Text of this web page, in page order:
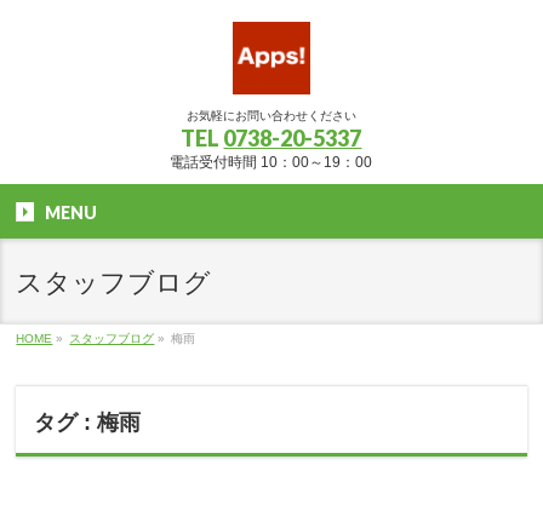
お気軽にお問い合わせください
TEL 0738-20-5337
電話受付時間 10：00～19：00
MENU
スタッフブログ
HOME » スタッフブログ » 梅雨
タグ : 梅雨